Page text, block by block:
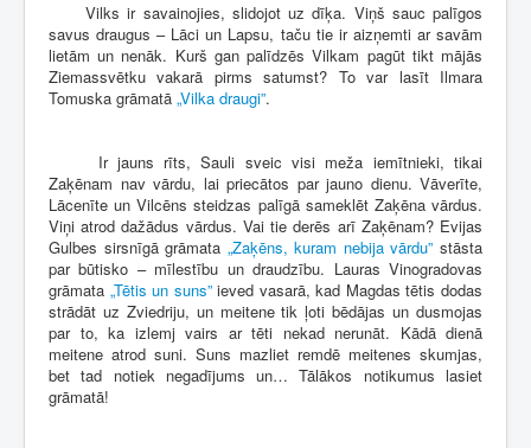
Vilks ir savainojies, slidojot uz dīķa. Viņš sauc palīgos
savus draugus – Lāci un Lapsu, taču tie ir aizņemti ar savām
lietām un nenāk. Kurš gan palīdzēs Vilkam pagūt tikt mājās
Ziemassvētku vakarā pirms satumst? To var lasīt Ilmara
Tomuska grāmatā „Vilka draugi”.
Ir jauns rīts, Sauli sveic visi meža iemītnieki, tikai
Zaķēnam nav vārdu, lai priecātos par jauno dienu. Vāverīte,
Lācenīte un Vilcēns steidzas palīgā sameklēt Zaķēna vārdus.
Viņi atrod dažādus vārdus. Vai tie derēs arī Zaķēnam? Evijas
Gulbes sirsnīgā grāmata „Zaķēns, kuram nebija vārdu” stāsta
par būtisko – mīlestību un draudzību. Lauras Vinogradovas
grāmata „Tētis un suns”ieved vasarā, kad Magdas tētis dodas
strādāt uz Zviedriju, un meitene tik ļoti bēdājas un dusmojas
par to, ka izlemj vairs ar tēti nekad nerunāt. Kādā dienā
meitene atrod suni. Suns mazliet remdē meitenes skumjas,
bet tad notiek negadījums un… Tālākos notikumus lasiet
grāmatā!